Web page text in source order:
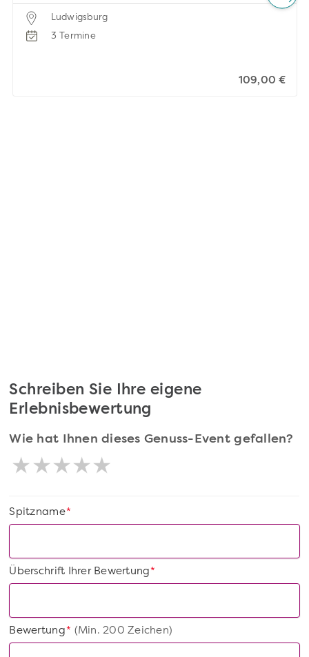
Ludwigsburg
3 Termine
109,00 €
Schreiben Sie Ihre eigene
Erlebnisbewertung
Wie hat Ihnen dieses Genuss-Event gefallen?
*
Spitzname
*
Überschrift Ihrer Bewertung
*
Bewertung(Min. 200 Zeichen)